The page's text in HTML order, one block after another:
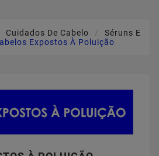
Cuidados De Cabelo
Séruns E
Expostos À Poluição